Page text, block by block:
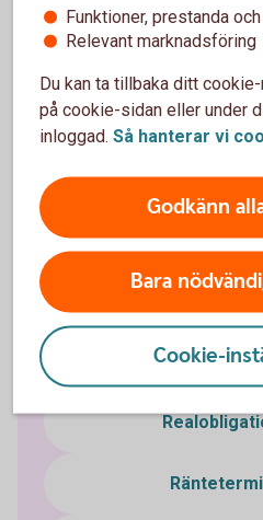
Vad behövs för att kunna
Ränteplaceringar
FRA
Funktioner, prestanda
Relevant marknadsföring
Du kan ta tillbaka ditt
på cookie-sidan eller under
inloggad. Så hanterar vi
Godkänn
Bara
Cookie-